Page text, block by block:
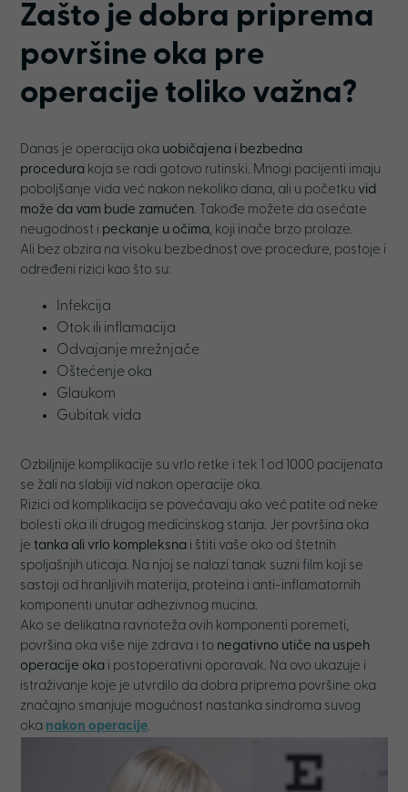
Zašto je dobra priprema
površine oka pre
operacije toliko važna?
Danas je operacija oka uobičajena i bezbedna
procedura koja se radi gotovo rutinski. Mnogi pacijenti imaju
poboljšanje vida već nakon nekoliko dana, ali u početku vid
može da vam bude zamućen. Takođe možete da osećate
neugodnost i peckanje u očima, koji inače brzo prolaze.
Ali bez obzira na visoku bezbednost ove procedure, postoje i
određeni rizici kao što su:
Infekcija
Otok ili inflamacija
Odvajanje mrežnjače
Oštećenje oka
Glaukom
Gubitak vida
Ozbiljnije komplikacije su vrlo retke i tek 1 od 1000 pacijenata
se žali na slabiji vid nakon operacije oka.
Rizici od komplikacija se povećavaju ako već patite od neke
bolesti oka ili drugog medicinskog stanja. Jer površina oka
jetanka ali vrlo kompleksna i štiti vaše oko od štetnih
spoljašnjih uticaja. Na njoj se nalazi tanak suzni film koji se
sastoji od hranljivih materija, proteina i anti-inflamatornih
komponenti unutar adhezivnog mucina.
Ako se delikatna ravnoteža ovih komponenti poremeti,
površina oka više nije zdrava i to negativno utiče na uspeh
operacije oka i postoperativni oporavak. Na ovo ukazuje i
istraživanje koje je utvrdilo da dobra priprema površine oka
značajno smanjuje mogućnost nastanka sindroma suvog
oka nakon operacije.